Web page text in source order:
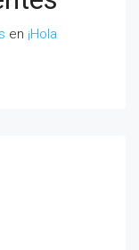
en ¡Hola